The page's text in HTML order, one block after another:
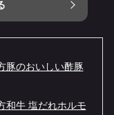
豚のおいしい酢豚
和牛 塩だれホルモ